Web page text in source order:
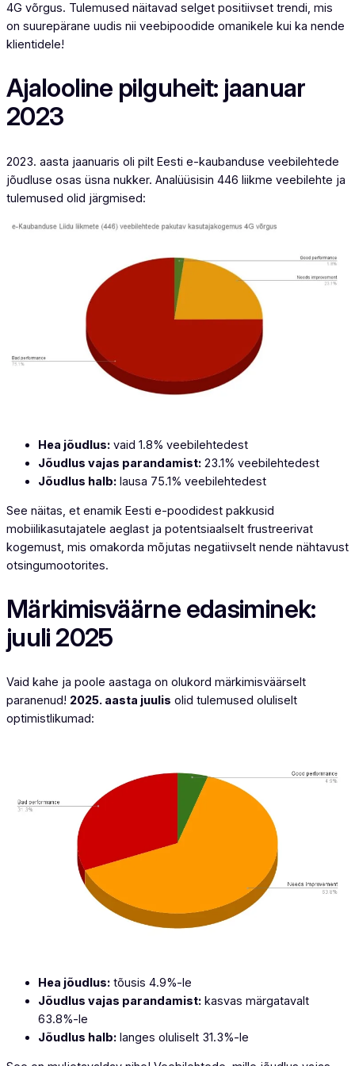
4G võrgus. Tulemused näitavad selget positiivset trendi, mis
on suurepärane uudis nii veebipoodide omanikele kui ka nende
klientidele!
Ajalooline pilguheit: jaanuar
2023
2023. aasta jaanuaris oli pilt Eesti e-kaubanduse veebilehtede
jõudluse osas üsna nukker. Analüüsisin 446 liikme veebilehte ja
tulemused olid järgmised:
Hea jõudlus: vaid 1.8% veebilehtedest
Jõudlus vajas parandamist: 23.1% veebilehtedest
Jõudlus halb: lausa 75.1% veebilehtedest
See näitas, et enamik Eesti e-poodidest pakkusid
mobiilikasutajatele aeglast ja potentsiaalselt frustreerivat
kogemust, mis omakorda mõjutas negatiivselt nende nähtavust
otsingumootorites.
Märkimisväärne edasiminek:
juuli 2025
Vaid kahe ja poole aastaga on olukord märkimisväärselt
paranenud! 2025. aasta juulis olid tulemused oluliselt
optimistlikumad:
Hea jõudlus: tõusis 4.9%-le
Jõudlus vajas parandamist: kasvas märgatavalt
63.8%-le
Jõudlus halb: langes oluliselt 31.3%-le